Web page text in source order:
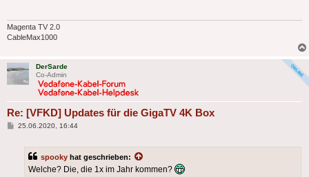
Magenta TV 2.0
CableMax1000
DerSarde
Co-Admin
Re: [VFKD] Updates für die GigaTV 4K Box
Beitrag
25.06.2020, 16:44
spooky hat geschrieben:
Welche? Die, die 1x im Jahr kommen?